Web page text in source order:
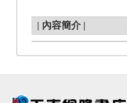
| 內容簡介 |